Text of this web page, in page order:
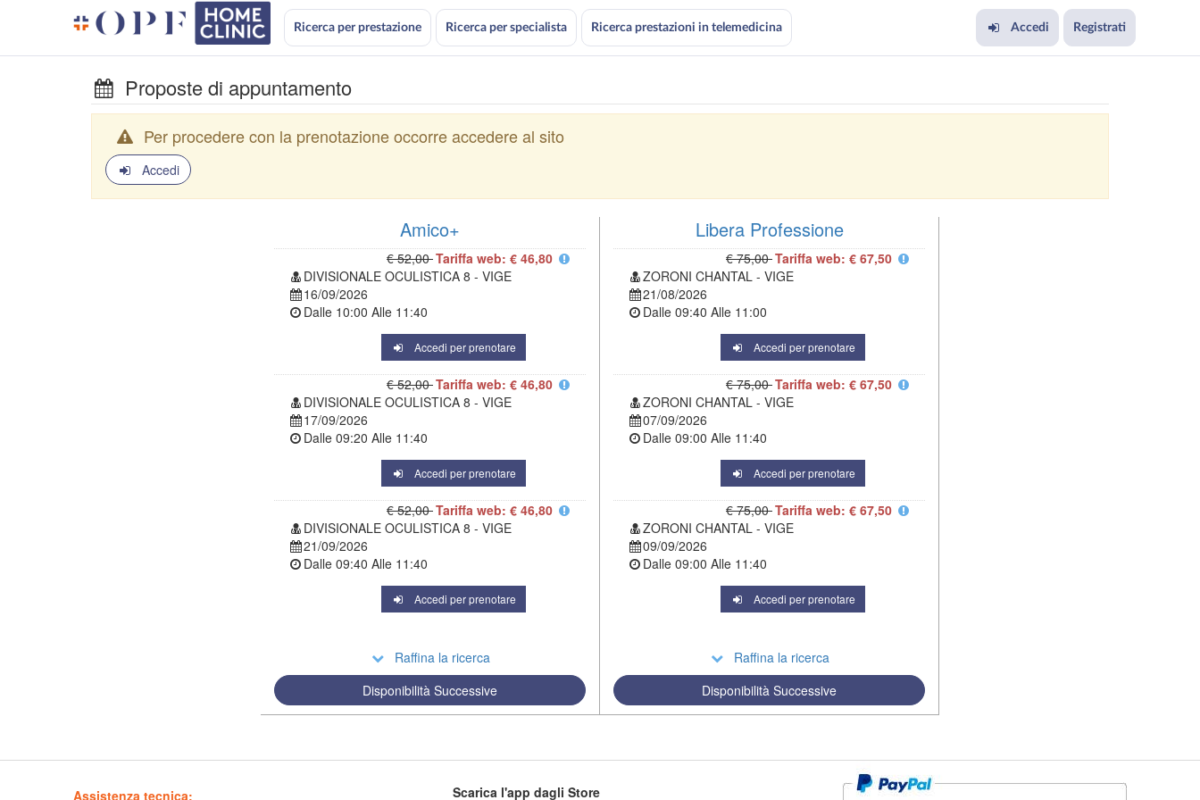
Ricerca per prestazione Ricerca per specialista Ricerca prestazioni in telemedicina Accedi Registrati
Proposte di appuntamento
Per procedere con la prenotazione occorre accedere al sito
Accedi
Amico+
€ 52,00Tariffa web: € 46,80
DIVISIONALE OCULISTICA 8 - VIGE
16/09/2026
Dalle 10:00 Alle 11:40
Accedi per prenotare
€ 52,00Tariffa web: € 46,80
DIVISIONALE OCULISTICA 8 - VIGE
17/09/2026
Dalle 09:20 Alle 11:40
Accedi per prenotare
€ 52,00Tariffa web: € 46,80
DIVISIONALE OCULISTICA 8 - VIGE
21/09/2026
Dalle 09:40 Alle 11:40
Accedi per prenotare
Raffina la ricerca
Disponibilità Successive
Libera Professione
€ 75,00Tariffa web: € 67,50
ZORONI CHANTAL - VIGE
21/08/2026
Dalle 09:40 Alle 11:00
Accedi per prenotare
€ 75,00Tariffa web: € 67,50
ZORONI CHANTAL - VIGE
07/09/2026
Dalle 09:00 Alle 11:40
Accedi per prenotare
€ 75,00Tariffa web: € 67,50
ZORONI CHANTAL - VIGE
09/09/2026
Dalle 09:00 Alle 11:40
Accedi per prenotare
Raffina la ricerca
Disponibilità Successive
Assistenza tecnica: Scarica l'app dagli Store